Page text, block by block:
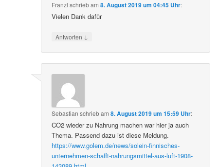
Franzl schriebam8. August 2019 um 04:45 Uhr:
Vielen Dank dafür
Antworten ↓
Sebastian schriebam8. August 2019 um 15:59 Uhr:
CO2 wieder zu Nahrung machen war hier ja auch
Thema. Passend dazu ist diese Meldung.
https://www.golem.de/news/solein-finnisches-
unternehmen-schafft-nahrungsmittel-aus-luft-1908-